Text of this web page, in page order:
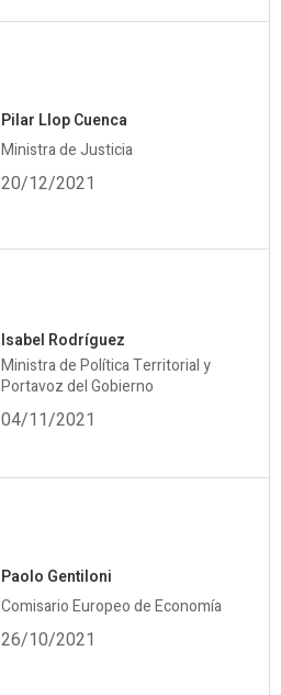
Pilar Llop Cuenca
Ministra de Justicia
20/12/2021
Isabel Rodríguez
Ministra de Política Territorial y
Portavoz del Gobierno
04/11/2021
Paolo Gentiloni
Comisario Europeo de Economía
26/10/2021